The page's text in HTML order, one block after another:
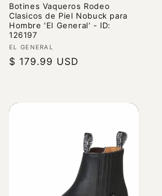
Botines Vaqueros Rodeo
Clasicos de Piel Nobuck para
Hombre 'El General' - ID:
126197
Proveedor:
EL GENERAL
Precio
$ 179.99 USD